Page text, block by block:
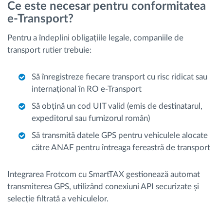
Ce este necesar pentru conformitatea
e-Transport?
Pentru a îndeplini obligațiile legale, companiile de
transport rutier trebuie:
Să înregistreze fiecare transport cu risc ridicat sau
internațional în RO e-Transport
Să obțină un cod UIT valid (emis de destinatarul,
expeditorul sau furnizorul român)
Să transmită datele GPS pentru vehiculele alocate
către ANAF pentru întreaga fereastră de transport
Integrarea Frotcom cu SmartTAX gestionează automat
transmiterea GPS, utilizând conexiuni API securizate și
selecție filtrată a vehiculelor.